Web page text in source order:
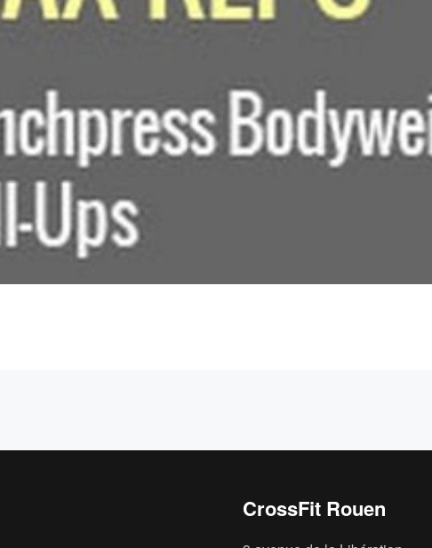
CrossFit Rouen